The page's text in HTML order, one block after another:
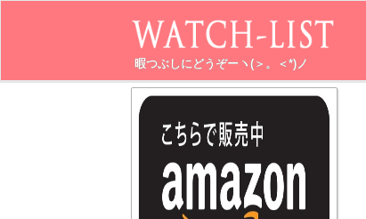
暇つぶしにどうぞーヽ(＞。＜*)ノ